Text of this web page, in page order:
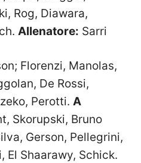
Rog, Diawara,
Allenatore: Sarri
Florenzi, Manolas,
De Rossi,
Perotti. A
Skorupski, Bruno
Gerson, Pellegrini,
El Shaarawy, Schick.